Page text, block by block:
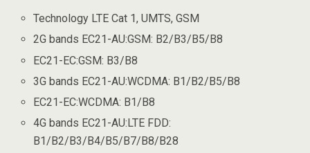
Technology LTE Cat 1, UMTS, GSM
2G bands EC21-AU:GSM: B2/B3/B5/B8
EC21-EC:GSM: B3/B8
3G bands EC21-AU:WCDMA: B1/B2/B5/B8
EC21-EC:WCDMA: B1/B8
4G bands EC21-AU:LTE FDD:
B1/B2/B3/B4/B5/B7/B8/B28